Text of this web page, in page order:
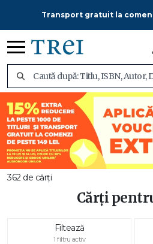
Transport gratuit la
362 de cărți
Cărți
Filtează
1 filtru activ